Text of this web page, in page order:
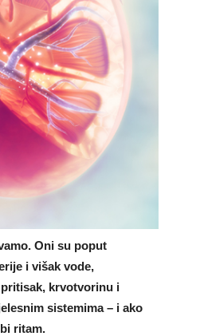
Oni su poput
i višak vode,
krvotvorinu i
sistemima – i ako
ritam.